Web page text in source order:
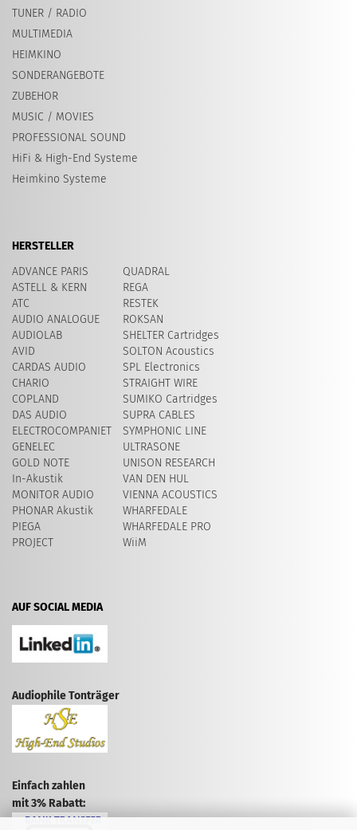
TUNER / RADIO
MULTIMEDIA
HEIMKINO
SONDERANGEBOTE
ZUBEHOR
MUSIC / MOVIES
PROFESSIONAL SOUND
HiFi & High-End Systeme
Heimkino Systeme
HERSTELLER
ADVANCE PARIS
ASTELL & KERN
ATC
AUDIO ANALOGUE
AUDIOLAB
AVID
CARDAS AUDIO
CHARIO
COPLAND
DAS AUDIO
ELECTROCOMPANIET
GENELEC
GOLD NOTE
In-Akustik
MONITOR AUDIO
PHONAR Akustik
PIEGA
PROJECT
QUADRAL
REGA
RESTEK
ROKSAN
SHELTER Cartridges
SOLTON Acoustics
SPL Electronics
STRAIGHT WIRE
SUMIKO Cartridges
SUPRA CABLES
SYMPHONIC LINE
ULTRASONE
UNISON RESEARCH
VAN DEN HUL
VIENNA ACOUSTICS
WHARFEDALE
WHARFEDALE PRO
WiiM
AUF SOCIAL MEDIA
Audiophile Tonträger
Einfach zahlen
mit 3% Rabatt: